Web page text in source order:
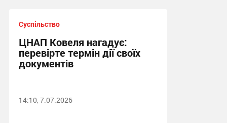
Суспільство
ЦНАП Ковеля нагадує:
перевірте термін дії своїх
документів
14:10, 7.07.2026